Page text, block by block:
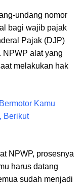
undang nomor
bagi wajib pajak
Pajak (DJP)
NPWP alat yang
melakukan hak
Kamu
Berikut
NPWP, prosesnya
harus datang
sudah menjadi